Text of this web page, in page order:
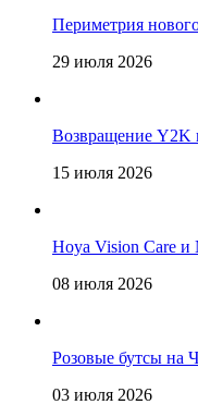
Периметрия
29 июля 2026
Возвращение Y2K
15 июля 2026
Hoya Vision Care и
08 июля 2026
Розовые бутсы на
03 июля 2026